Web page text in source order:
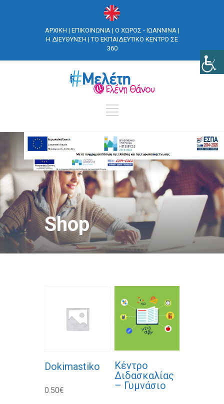
ΑΡΧΙΚΗ | ΕΠΙΚΟΙΝΩΝΙΑ| Ο ΧΩΡΟΣ - ΙΩΑΝΝΙΝΑ|
Η ΔΙΕΥΘΥΝΣΗ |ΤΟ ΕΚΠΑΙΔΕΥΤΙΚΟ ΚΕΝΤΡΟ ΣΕ
360
Shop
Dokimastiko
0.50€
Κέντρο
Διδασκαλίας
– Γυμνάσιο